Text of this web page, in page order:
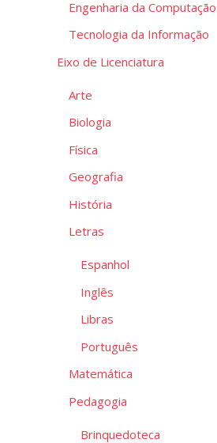
Engenharia da Computação
Tecnologia da Informação
Eixo de Licenciatura
Arte
Biologia
Física
Geografia
História
Letras
Espanhol
Inglês
Libras
Português
Matemática
Pedagogia
Brinquedoteca